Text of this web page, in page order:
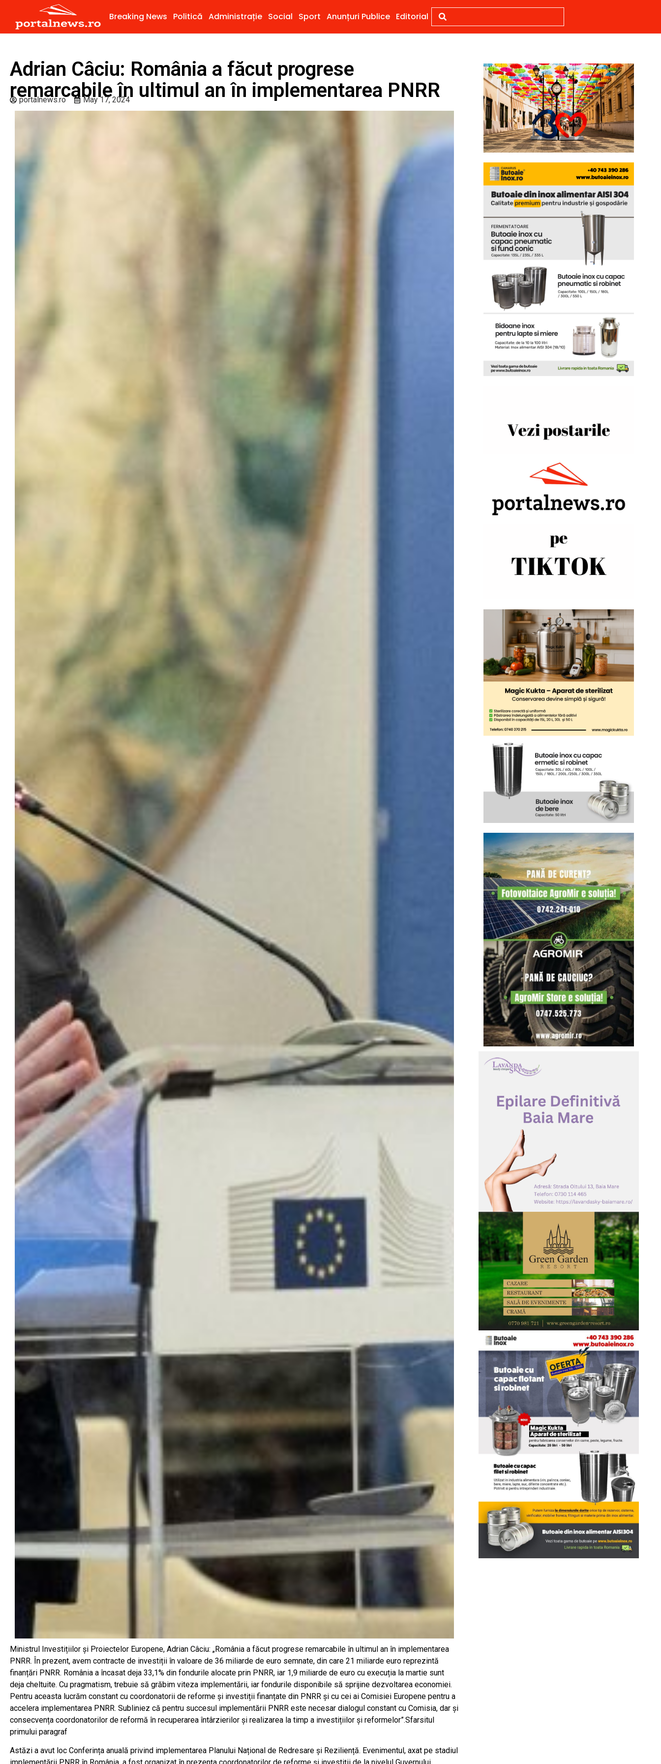
Breaking News Politică Administrație Social Sport Anunțuri Publice Editorial
Adrian Câciu: România a făcut progrese
remarcabile în ultimul an în implementarea PNRR
portalnews.ro May 17, 2024
Ministrul Investițiilor și Proiectelor Europene, Adrian Câciu: „România a făcut progrese remarcabile în ultimul an în implementarea
PNRR. În prezent, avem contracte de investiții în valoare de 36 miliarde de euro semnate, din care 21 miliarde euro reprezintă
finanțări PNRR. România a încasat deja 33,1% din fondurile alocate prin PNRR, iar 1,9 miliarde de euro cu execuția la martie sunt
deja cheltuite. Cu pragmatism, trebuie să grăbim viteza implementării, iar fondurile disponibile să sprijine dezvoltarea economiei.
Pentru aceasta lucrăm constant cu coordonatorii de reforme și investiții finanțate din PNRR și cu cei ai Comisiei Europene pentru a
accelera implementarea PNRR. Subliniez că pentru succesul implementării PNRR este necesar dialogul constant cu Comisia, dar și
consecvența coordonatorilor de reformă în recuperarea întârzierilor și realizarea la timp a investițiilor și reformelor”.Sfarsitul
primului paragraf
Astăzi a avut loc Conferința anuală privind implementarea Planului Național de Redresare și Reziliență. Evenimentul, axat pe stadiul